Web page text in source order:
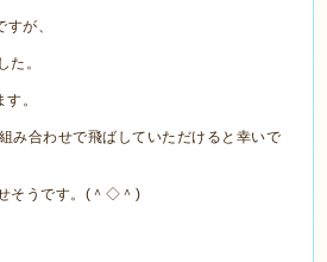
が、
た。
。
合わせで飛ばしていただけると幸いで
そうです。(＾◇＾)